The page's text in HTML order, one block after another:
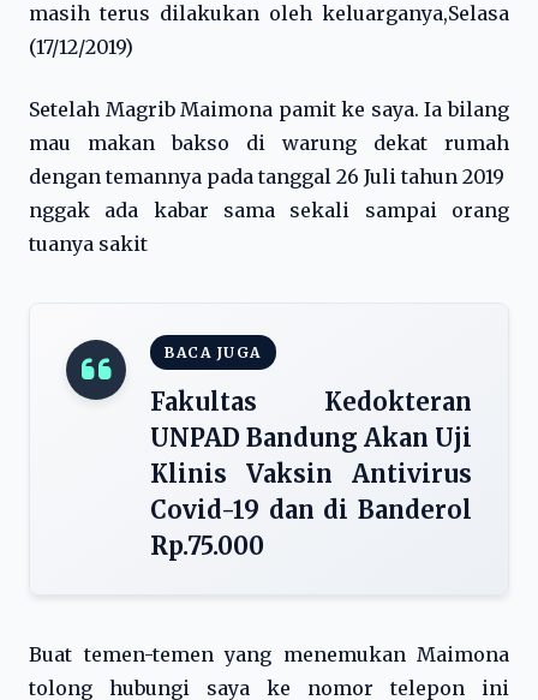
masih terus dilakukan oleh keluarganya,Selasa
(17/12/2019)
Setelah Magrib Maimona pamit ke saya. Ia bilang
mau makan bakso di warung dekat rumah
dengan temannya pada tanggal 26 Juli tahun 2019
nggak ada kabar sama sekali sampai orang
tuanya sakit
BACA JUGA
Fakultas Kedokteran
UNPAD Bandung Akan Uji
Klinis Vaksin Antivirus
Covid-19 dan di Banderol
Rp.75.000
Buat temen-temen yang menemukan Maimona
tolong hubungi saya ke nomor telepon ini